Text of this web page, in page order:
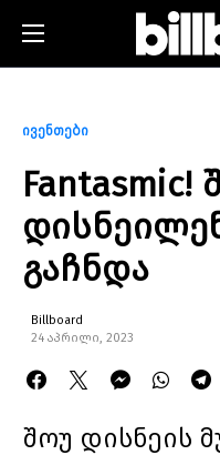
ივენთები
გაჩნდა
Billboard
24 აპრილი, 2023
შოუ დისნეის